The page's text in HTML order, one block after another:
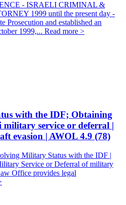
- ISRAELI CRIMINAL &
1999 until the present day -
Prosecution and established an
1999,... Read more >
with the IDF; Obtaining
service or deferral |
evasion | AWOL 4.9 (78)
Military Status with the IDF |
Service or Deferral of military
Office provides legal